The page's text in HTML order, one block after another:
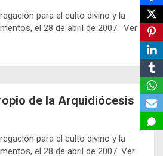
para el culto divino y la
el 28 de abril de 2007. Ver
de la Arquidiócesis
para el culto divino y la
el 28 de abril de 2007. Ver